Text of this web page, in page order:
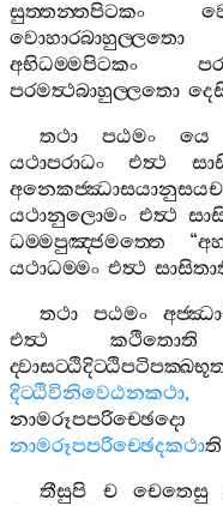
සුත‍්තන‍්තපිටකං
වොහාරබාහුල‍්ලතො
අභිධම‍්මපිටකං
පරමත්‍ථබාහුල‍්ලතො
තථා
පඨමං යෙ
යථාපරාධං
එත්‍ථ
යථානුලොමං එත්‍ථ
ධම‍්මපුඤ‍්ජමත‍්තෙ “
යථාධම‍්මං එත්‍ථ
තථා
පඨමං
එත්‍ථ
කථිතොති
දිට‍්ඨිවිනිවෙඨනකථා,
නාමරූපපරිච‍්ඡෙදො
නාමරූපපරිච‍්ඡෙදකථාති
තීසුපි
ච චෙතෙසු